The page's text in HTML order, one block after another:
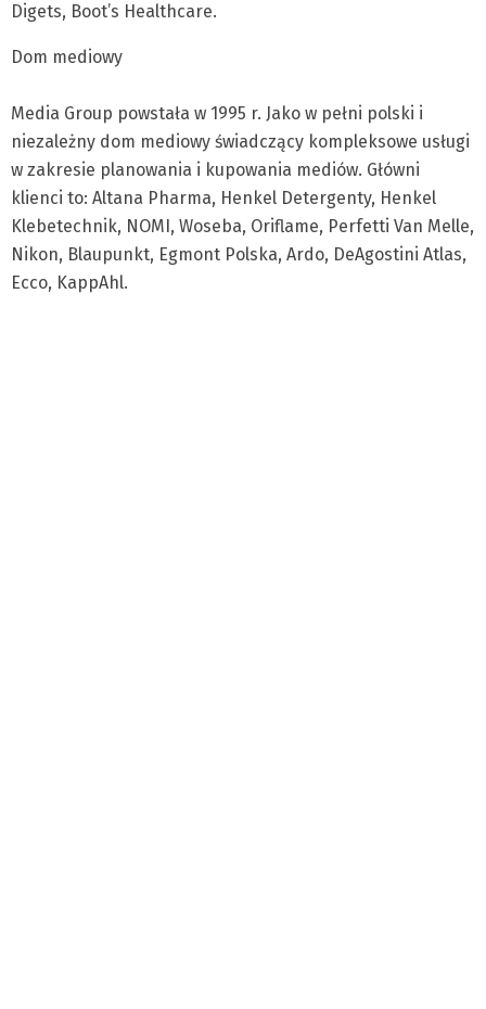
Digets, Boot’s Healthcare.
Dom mediowy
Media Group powstała w 1995 r. Jako w pełni polski i
niezależny dom mediowy świadczący kompleksowe usługi
w zakresie planowania i kupowania mediów. Główni
klienci to: Altana Pharma, Henkel Detergenty, Henkel
Klebetechnik, NOMI, Woseba, Oriflame, Perfetti Van Melle,
Nikon, Blaupunkt, Egmont Polska, Ardo, DeAgostini Atlas,
Ecco, KappAhl.